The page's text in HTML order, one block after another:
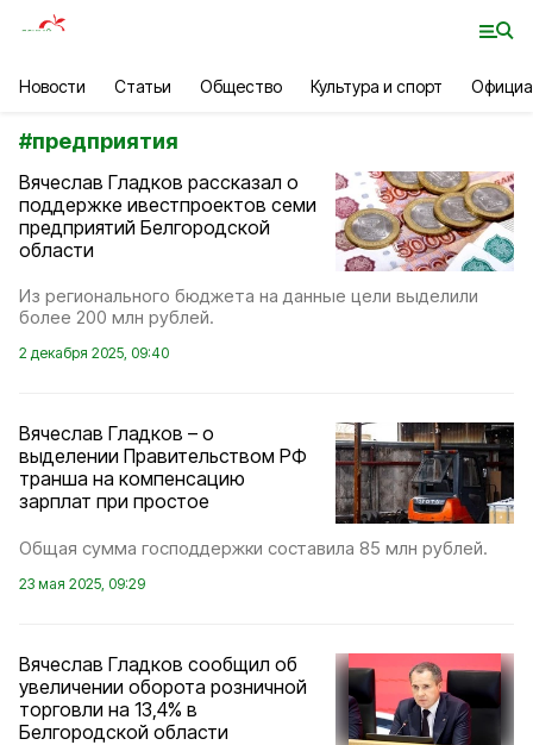
Новости Статьи Общество Культура и спорт
#предприятия
Вячеслав Гладков рассказал о
поддержке ивестпроектов семи
предприятий Белгородской
области
Из регионального бюджета на данные цели выделили
более 200 млн рублей.
2 декабря 2025, 09:40
Вячеслав Гладков – о
выделении Правительством РФ
транша на компенсацию
зарплат при простое
Общая сумма господдержки составила 85 млн рублей.
23 мая 2025, 09:29
Вячеслав Гладков сообщил об
увеличении оборота розничной
торговли на 13,4% в
Белгородской области